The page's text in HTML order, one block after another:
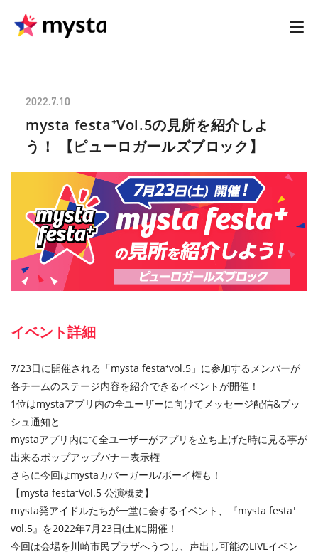
2022.7.10
mysta festa⁺Vol.5の見所を紹介しよ
う！ 【ピューロガールズブロック】
イベント詳細
7/23日に開催される「mysta festa⁺vol.5」に参加するメンバーが
各チームのステージ内容を紹介できるイベントが開催！
1位はmystaアプリ内の全ユーザーに向けてメッセージ配信&プッ
シュ通知と
mystaアプリ内にて全ユーザーがアプリを立ち上げた時に見る事が
出来るポップアップバナー表示権
さらに今回はmystaカバーガール/ボーイ権も！
【mysta festa⁺Vol.5 公演概要】
mysta発アイドルたちが一堂に会するイベント、『mysta festa⁺
vol.5』を2022年7月23日(土)に開催！
今回は会場を川崎市民プラザへうつし、声出し可能のLIVEイベン